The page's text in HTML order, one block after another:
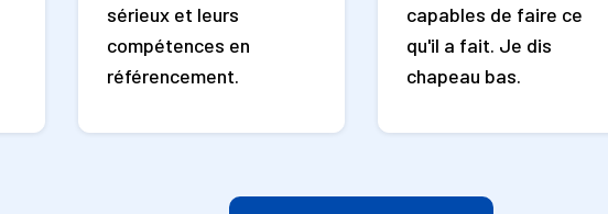
sérieux et leurs
compétences en
référencement.
capables de faire ce
qu'il a fait. Je dis
chapeau bas.